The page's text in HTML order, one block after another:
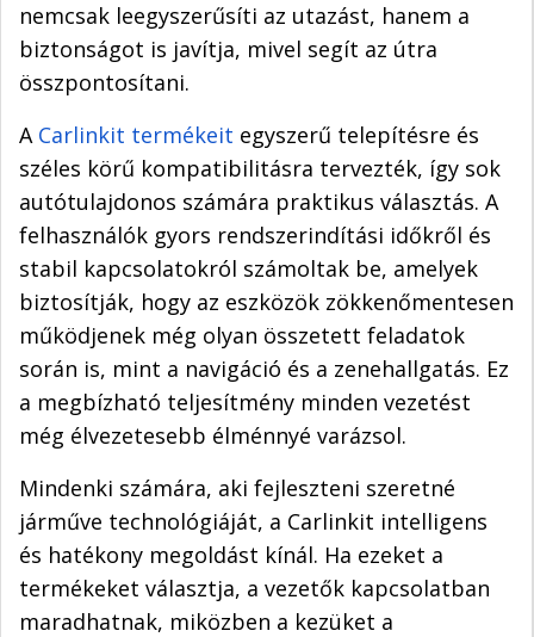
nemcsak leegyszerűsíti az utazást, hanem a
biztonságot is javítja, mivel segít az útra
összpontosítani.
A Carlinkit termékeit egyszerű telepítésre és
széles körű kompatibilitásra tervezték, így sok
autótulajdonos számára praktikus választás. A
felhasználók gyors rendszerindítási időkről és
stabil kapcsolatokról számoltak be, amelyek
biztosítják, hogy az eszközök zökkenőmentesen
működjenek még olyan összetett feladatok
során is, mint a navigáció és a zenehallgatás. Ez
a megbízható teljesítmény minden vezetést
még élvezetesebb élménnyé varázsol.
Mindenki számára, aki fejleszteni szeretné
járműve technológiáját, a Carlinkit intelligens
és hatékony megoldást kínál. Ha ezeket a
termékeket választja, a vezetők kapcsolatban
maradhatnak, miközben a kezüket a